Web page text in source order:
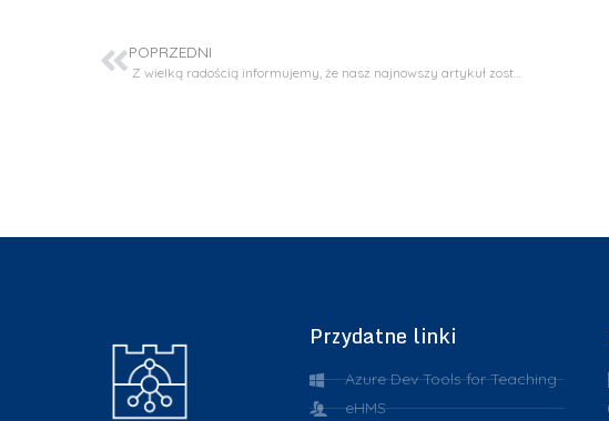
POPRZEDNI
Z wielką radością informujemy, że nasz najnowszy artykuł został wyróżniony i znajduje się na sierpniowej okładce czasopisma *#PolymerChemistry*
Przydatne linki
Azure Dev Tools for Teaching
eHMS